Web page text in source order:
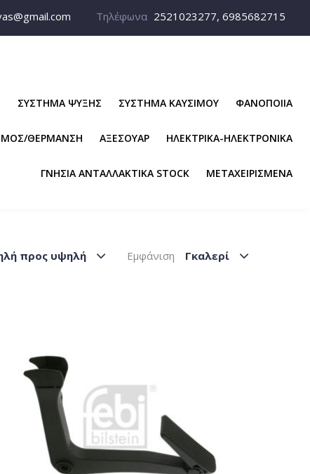
Τηλέφωνα 2521023277, 6985682715
ΣΥΣΤΗΜΑ ΨΥΞΗΣ ΣΥΣΤΗΜΑ ΚΑΥΣΙΜΟΥ ΦΑΝΟΠΟΙΙΑ
ΘΕΡΜΑΝΣΗ ΑΞΕΣΟΥΑΡ ΗΛΕΚΤΡΙΚΑ-ΗΛΕΚΤΡΟΝΙΚΑ
ΓΝΗΣΙΑ ΑΝΤΑΛΛΑΚΤΙΚΑ STOCK ΜΕΤΑΧΕΙΡΙΣΜΕΝΑ
Εμφάνιση Γκαλερί
προς υψηλή